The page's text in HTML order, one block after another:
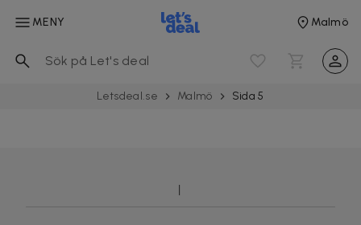
MENY Malmö
Letsdeal.se Malmö Sida 5